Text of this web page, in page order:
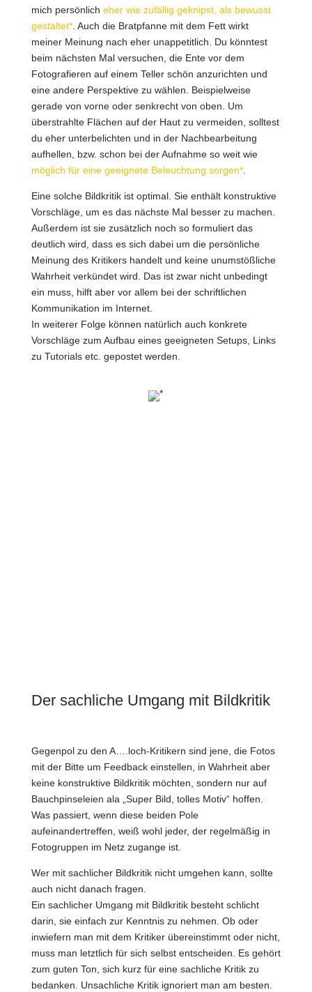
mich persönlich eher wie zufällig geknipst, als bewusst
gestaltet*. Auch die Bratpfanne mit dem Fett wirkt
meiner Meinung nach eher unappetitlich. Du könntest
beim nächsten Mal versuchen, die Ente vor dem
Fotografieren auf einem Teller schön anzurichten und
eine andere Perspektive zu wählen. Beispielweise
gerade von vorne oder senkrecht von oben. Um
überstrahlte Flächen auf der Haut zu vermeiden, solltest
du eher unterbelichten und in der Nachbearbeitung
aufhellen, bzw. schon bei der Aufnahme so weit wie
möglich für eine geeignete Beleuchtung sorgen*.
Eine solche Bildkritik ist optimal. Sie enthält konstruktive
Vorschläge, um es das nächste Mal besser zu machen.
Außerdem ist sie zusätzlich noch so formuliert das
deutlich wird, dass es sich dabei um die persönliche
Meinung des Kritikers handelt und keine unumstößliche
Wahrheit verkündet wird. Das ist zwar nicht unbedingt
ein muss, hilft aber vor allem bei der schriftlichen
Kommunikation im Internet.
In weiterer Folge können natürlich auch konkrete
Vorschläge zum Aufbau eines geeigneten Setups, Links
zu Tutorials etc. gepostet werden.
*
Der sachliche Umgang mit Bildkritik
Gegenpol zu den A….loch-Kritikern sind jene, die Fotos
mit der Bitte um Feedback einstellen, in Wahrheit aber
keine konstruktive Bildkritik möchten, sondern nur auf
Bauchpinseleien ala „Super Bild, tolles Motiv“ hoffen.
Was passiert, wenn diese beiden Pole
aufeinandertreffen, weiß wohl jeder, der regelmäßig in
Fotogruppen im Netz zugange ist.
Wer mit sachlicher Bildkritik nicht umgehen kann, sollte
auch nicht danach fragen.
Ein sachlicher Umgang mit Bildkritik besteht schlicht
darin, sie einfach zur Kenntnis zu nehmen. Ob oder
inwiefern man mit dem Kritiker übereinstimmt oder nicht,
muss man letztlich für sich selbst entscheiden. Es gehört
zum guten Ton, sich kurz für eine sachliche Kritik zu
bedanken. Unsachliche Kritik ignoriert man am besten.